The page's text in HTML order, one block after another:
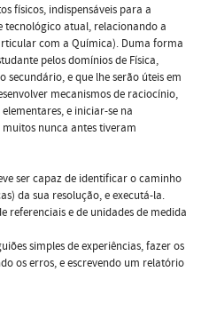
físicos, indispensáveis para a
tecnológico atual, relacionando a
com a Química). Duma forma
pelos domínios de Física,
e que lhe serão úteis em
mecanismos de raciocínio,
e iniciar-se na
nunca antes tiveram
ser capaz de identificar o caminho
da sua resolução, e executá-la.
referenciais e de unidades de medida
simples de experiências, fazer os
os erros, e escrevendo um relatório